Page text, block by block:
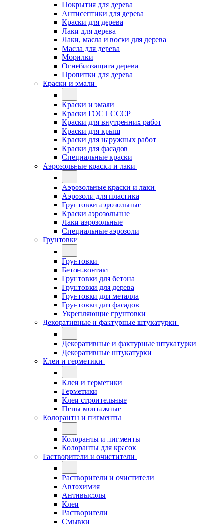
Покрытия для дерева
Антисептики для дерева
Краски для дерева
Лаки для дерева
Лаки, масла и воски для дерева
Масла для дерева
Морилки
Огнебиозащита дерева
Пропитки для дерева
Краски и эмали
Краски и эмали
Краски ГОСТ СССР
Краски для внутренних работ
Краски для крыш
Краски для наружных работ
Краски для фасадов
Специальные краски
Аэрозольные краски и лаки
Аэрозольные краски и лаки
Аэрозоли для пластика
Грунтовки аэрозольные
Краски аэрозольные
Лаки аэрозольные
Специальные аэрозоли
Грунтовки
Грунтовки
Бетон-контакт
Грунтовки для бетона
Грунтовки для дерева
Грунтовки для металла
Грунтовки для фасадов
Укрепляющие грунтовки
Декоративные и фактурные штукатурки
Декоративные и фактурные штукатурки
Декоративные штукатурки
Клеи и герметики
Клеи и герметики
Герметики
Клеи строительные
Пены монтажные
Колоранты и пигменты
Колоранты и пигменты
Колоранты для красок
Растворители и очистители
Растворители и очистители
Автохимия
Антивысолы
Клеи
Растворители
Смывки